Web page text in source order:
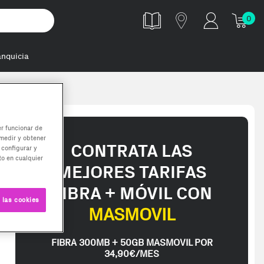
0
CONTRATA LAS
MEJORES TARIFAS
FIBRA + MÓVIL CON
MASMOVIL
FIBRA 300MB + 50GB MASMOVIL POR
34,90€/MES
funcionar de
y obtener
y
en cualquier
cookies